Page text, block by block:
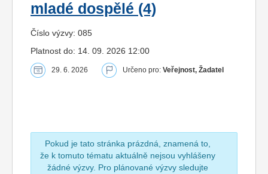
mladé dospělé (4)
Číslo výzvy: 085
Platnost do: 14. 09. 2026 12:00
29. 6. 2026 Určeno pro: Veřejnost, Žadatel
Pokud je tato stránka prázdná, znamená to,
že k tomuto tématu aktuálně nejsou vyhlášeny
žádné výzvy. Pro plánované výzvy sledujte